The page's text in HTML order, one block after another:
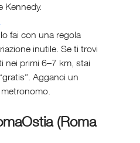
Kennedy.
fai con una regola
inutile. Se ti trovi
nei primi 6–7 km, stai
Agganci un
(Roma